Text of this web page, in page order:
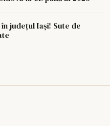
județul Iași! Sute de